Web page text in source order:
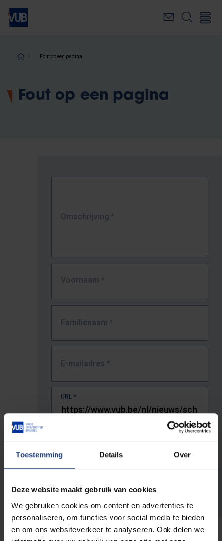
Toestemming Details Over
Deze website maakt gebruik van cookies
We gebruiken cookies om content en advertenties te
personaliseren, om functies voor social media te bieden
en om ons websiteverkeer te analyseren. Ook delen we
Overslaan
naar
inhoudKruimelpad
Fout op een pagina
Fout op een pagina
Omschrijving *
Voornaam *
Familienaam *
E-mailadres *
URL *
De volledige URL van de pagina waar je de fout zag.